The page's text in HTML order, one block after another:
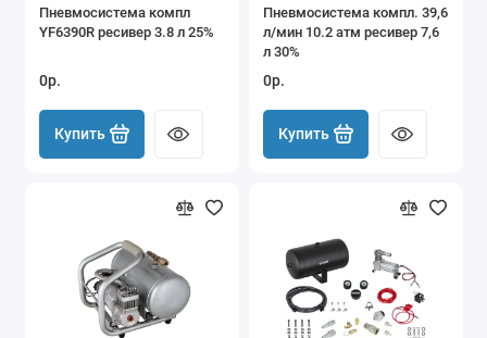
Пневмосистема компл
YF6390R ресивер 3.8 л 25%
0р.
Купить
Пневмосистема компл. 39,6
л/мин 10.2 атм ресивер 7,6
л 30%
0р.
Купить